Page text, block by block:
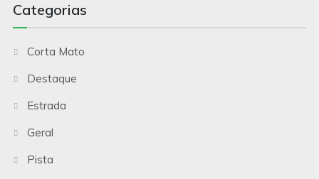
Categorias
Corta Mato
Destaque
Estrada
Geral
Pista